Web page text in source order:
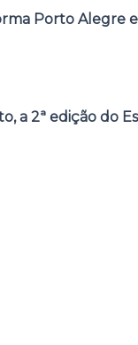
Porto Alegre
a 2ª edição do